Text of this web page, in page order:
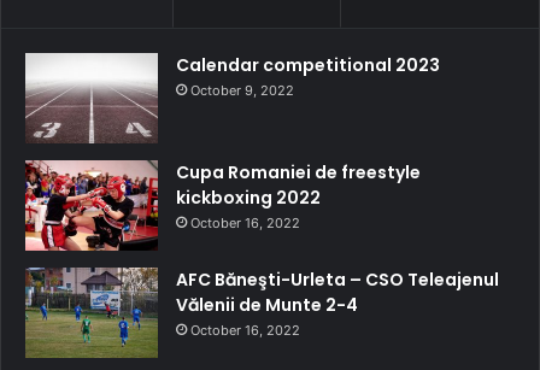
Calendar competitional 2023
October 9, 2022
Cupa Romaniei de freestyle
kickboxing 2022
October 16, 2022
AFC Băneşti-Urleta – CSO Teleajenul
Vălenii de Munte 2-4
October 16, 2022